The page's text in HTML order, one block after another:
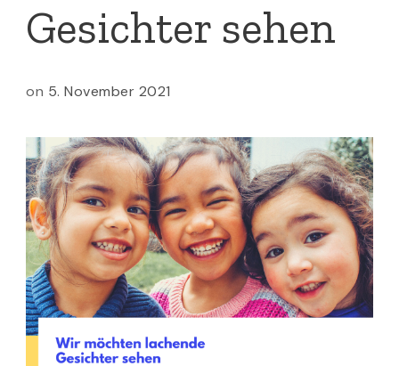
Gesichter sehen
on 5. November 2021